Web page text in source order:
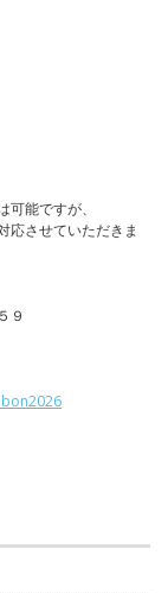
能ですが、
応させていただきま
９